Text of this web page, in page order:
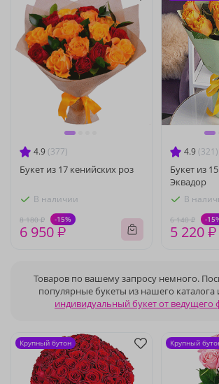
4.9 (377)
Букет из 17 кенийских роз
В наличии
8 180 ₽ -15%
6 950 ₽
4.9 (321)
Букет из
Эквадор
В
6 140 ₽ -
5 220 ₽
Товаров по вашему запросу немного.
популярные букеты из нашего каталога
индивидуальный букет от ведущего
Крупный бутон Крупный